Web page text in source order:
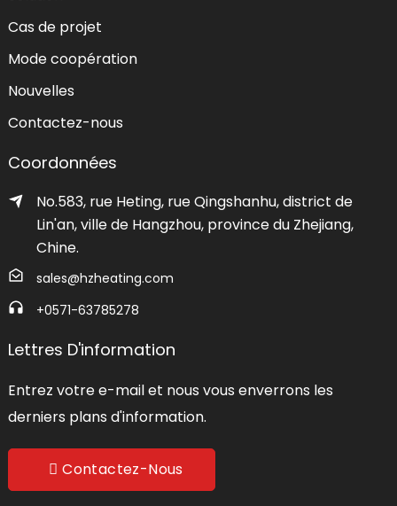
Cas de projet
Mode coopération
Nouvelles
Contactez-nous
Coordonnées
No.583, rue Heting, rue Qingshanhu, district de
Lin'an, ville de Hangzhou, province du Zhejiang,
Chine.
sales@hzheating.com
+0571-63785278
Lettres D'information
Entrez votre e-mail et nous vous enverrons les
derniers plans d'information.
Contactez-Nous